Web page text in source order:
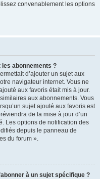
convenablement les options
abonnements ?
d’ajouter un sujet aux
navigateur internet. Vous ne
aux favoris était mis à jour.
aux abonnements. Vous
sujet ajouté aux favoris est
de la mise à jour d’un
Les options de notification des
depuis le panneau de
du forum ».
à un sujet spécifique ?